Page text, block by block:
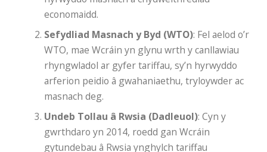
economaidd.
Sefydliad Masnach y Byd (WTO): Fel aelod o’r
WTO, mae Wcráin yn glynu wrth y canllawiau
rhyngwladol ar gyfer tariffau, sy’n hyrwyddo
arferion peidio â gwahaniaethu, tryloywder ac
masnach deg.
Undeb Tollau â Rwsia (Dadleuol): Cyn y
gwrthdaro yn 2014, roedd gan Wcráin
gytundebau â Rwsia ynghylch tariffau